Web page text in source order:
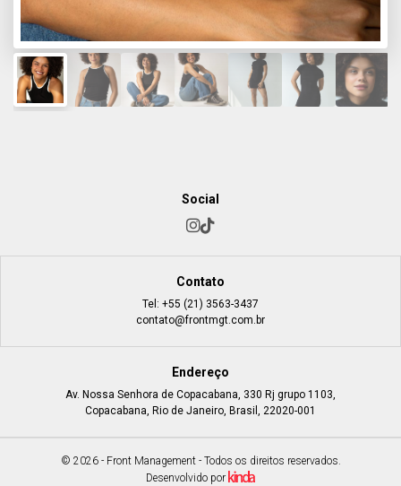
Social
Contato
Tel: +55 (21) 3563-3437
contato@frontmgt.com.br
Endereço
Av. Nossa Senhora de Copacabana, 330 Rj grupo 1103,
Copacabana, Rio de Janeiro, Brasil, 22020-001
© 2026 - Front Management - Todos os direitos reservados.
Desenvolvido por